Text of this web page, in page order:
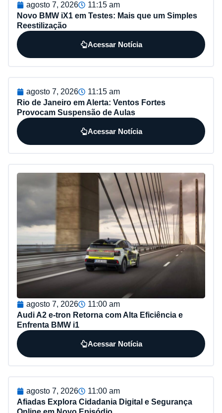
agosto 7, 2026
11:15 am
Novo BMW iX1 em Testes: Mais que um Simples
Reestilização
Acessar Notícia
agosto 7, 2026
11:15 am
Rio de Janeiro em Alerta: Ventos Fortes
Provocam Suspensão de Aulas
Acessar Notícia
agosto 7, 2026
11:00 am
Audi A2 e-tron Retorna com Alta Eficiência e
Enfrenta BMW i1
Acessar Notícia
agosto 7, 2026
11:00 am
Afiadas Explora Cidadania Digital e Segurança